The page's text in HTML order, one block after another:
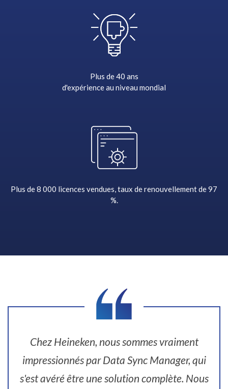
Plus de 40 ans
d'expérience au niveau mondial
Plus de 8 000 licences vendues, taux de renouvellement de 97
%.
Chez Heineken, nous sommes vraiment
impressionnés par Data Sync Manager, qui
s'est avéré être une solution complète. Nous